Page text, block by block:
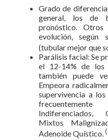
Grado de
general, los de
pronóstico. Otros
evolución, según
(tubular mejor que
Parálisis facial: Se
el 12-14% de los
también puede
Empeora
supervivencia a
Indiferenciados,
Mixtos
Adenoide Quístico.